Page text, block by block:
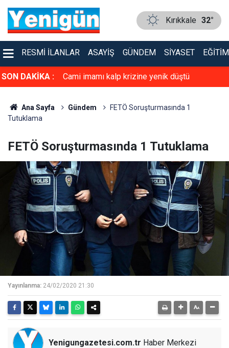
Kırıkkale 32°
RESMI İLANLAR ASAYIŞ GÜNDEM SIYASET EĞITIM
SON DAKİKA :
yandı! Cami imamı kalp krizine yenik düştü
Ana Sayfa Gündem
FETÖ Soruşturmasında 1
Tutuklama
FETÖ Soruşturmasında 1 Tutuklama
Yayınlanma: 24/02/2020 21:30
Yenigungazetesi.com.tr Haber Merkezi